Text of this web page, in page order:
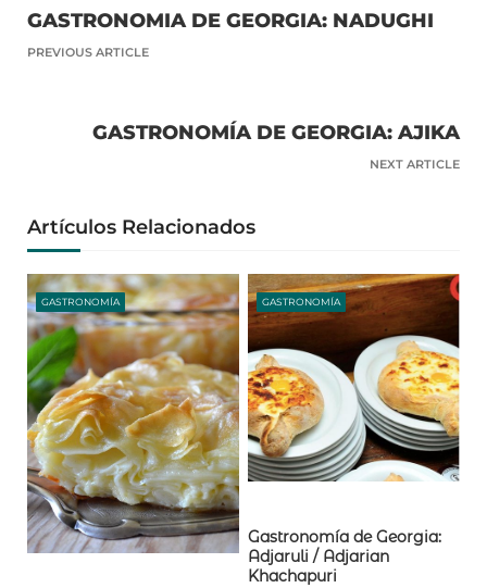
GASTRONOMIA DE GEORGIA: NADUGHI
PREVIOUS ARTICLE
GASTRONOMÍA DE GEORGIA: AJIKA
NEXT ARTICLE
Artículos Relacionados
GASTRONOMÍA GASTRONOMÍA
Gastronomía de Georgia:
Adjaruli / Adjarian
Khachapuri